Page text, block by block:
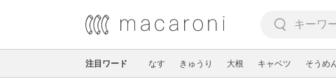
注目ワード なす きゅうり 大根 キャベツ そうめ